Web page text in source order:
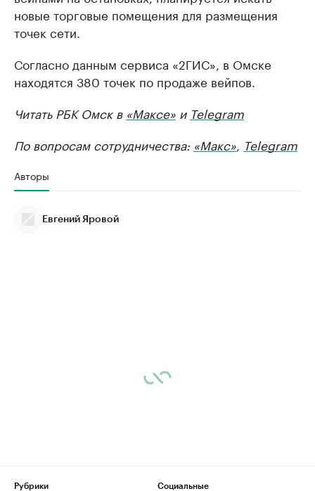
новые торговые помещения для размещения
точек сети.
Согласно данным сервиса «2ГИС», в Омске
находятся 380 точек по продаже вейпов.
Читать РБК Омск в «Максе» и Telegram
По вопросам сотрудничества: «Макс» Telegram
Авторы
Евгений Яровой
Рубрики
Социальные